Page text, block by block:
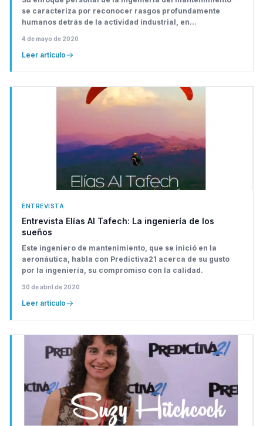
se caracteriza por reconocer rasgos profundamente
humanos detrás de la actividad industrial, en...
4 de mayo de 2020
Leer artículo
ENTREVISTA
Entrevista Elías Al Tafech: La ingeniería de los
sueños
Este ingeniero de mantenimiento, que se inició en la
aeronáutica, habla con Predictiva21 acerca de su gusto
por la ingeniería, su compromiso con la calidad.
30 de abril de 2020
Leer artículo